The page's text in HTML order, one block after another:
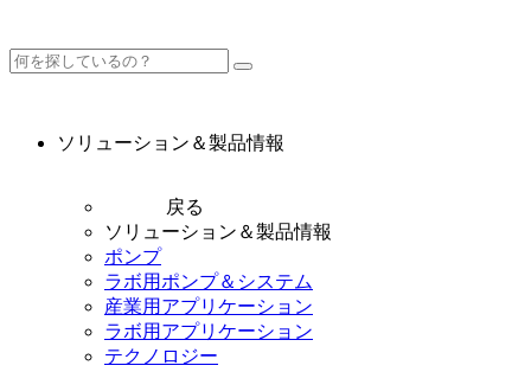
ソリューション＆製品情報
戻る
ソリューション＆製品情報
ポンプ
ラボ用ポンプ＆システム
産業用アプリケーション
ラボ用アプリケーション
テクノロジー